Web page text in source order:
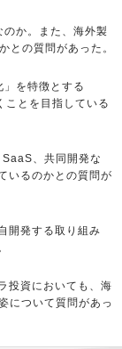
か。また、海外製
との質問があった。
を特徴とする
とを目指している
、共同開発な
いるのかとの質問が
開発する取り組み
投資においても、海
について質問があっ